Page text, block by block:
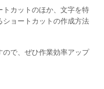
カットのほか、文字を特
ョートカットの作成方法
ので、ぜひ作業効率アップ